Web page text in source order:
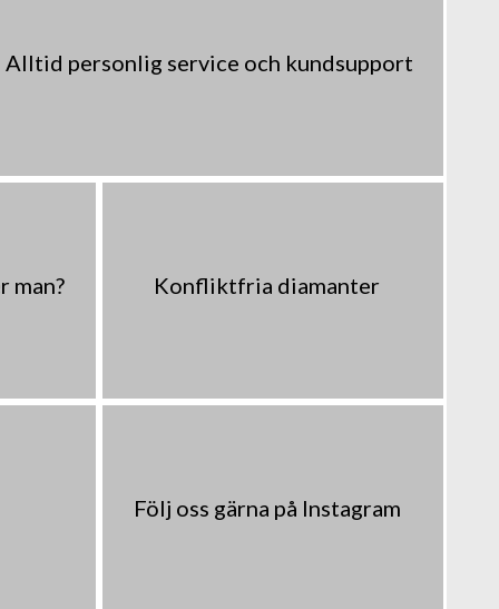
Alltid personlig service och kundsupport
man? Konfliktfria diamanter
Följ oss gärna på Instagram